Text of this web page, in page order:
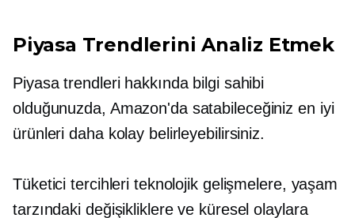
Piyasa Trendlerini Analiz Etmek
Piyasa trendleri hakkında bilgi sahibi
olduğunuzda, Amazon'da satabileceğiniz en iyi
ürünleri daha kolay belirleyebilirsiniz.
Tüketici tercihleri ​​teknolojik gelişmelere, yaşam
tarzındaki değişikliklere ve küresel olaylara